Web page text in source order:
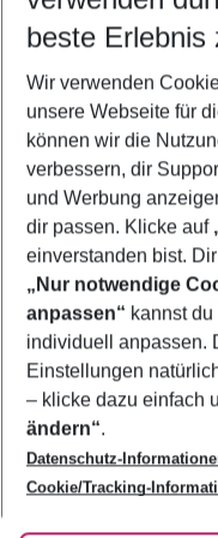
2 Erwachsene
Mehr
Footer
Footer navigation
Über uns
AGB
Bestpreisgarantie
Cookie-Einstellungen
Cookie-Richtlinie
Agenturbetreuung
Barrierefreies Reisen
Folge uns
beste Erlebnis
Wir verwenden
unsere Webseite für
können wir die
verbessern, dir
und Werbung
dir passen. Klicke auf
einverstanden bist.
„Nur notwendige
anpassen“ kannst
individuell anpassen.
Einstellungen
– klicke dazu einfach
ändern“.
Datenschutz-
Cookie/Tracking-